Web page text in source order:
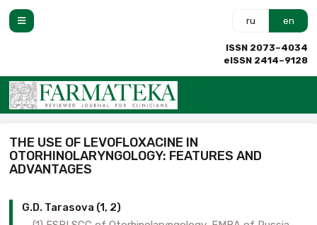
ru en
ISSN 2073–4034
eISSN 2414–9128
THE USE OF LEVOFLOXACINE IN
OTORHINOLARYNGOLOGY: FEATURES AND
ADVANTAGES
G.D. Tarasova (1, 2)